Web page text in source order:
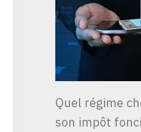
Quel régime
son impôt